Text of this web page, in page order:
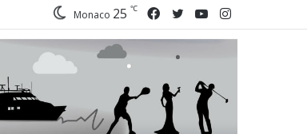
Instagram
YouTube
Twitter
Facebook
Monaco 25 ℃